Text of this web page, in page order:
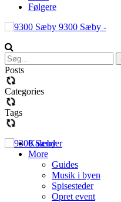
Følgere
9300 Sæby -
Posts
Categories
Tags
Kalender
More
Guides
Musik i byen
Spisesteder
Opret event